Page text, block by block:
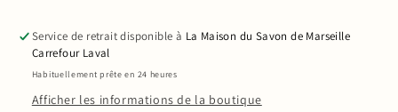
200ml
200ml
Service de retrait disponible à La Maison du Savon de Marseille
Carrefour Laval
Habituellement prête en 24 heures
Afficher les informations de la boutique